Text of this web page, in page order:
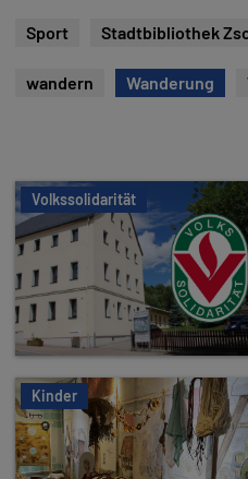
Sport Stadtbibliothek
wandern Wanderung
Volkssolidarität
Kinder